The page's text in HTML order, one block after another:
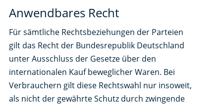
Anwendbares Recht
Für sämtliche Rechtsbeziehungen der Parteien
gilt das Recht der Bundesrepublik Deutschland
unter Ausschluss der Gesetze über den
internationalen Kauf beweglicher Waren. Bei
Verbrauchern gilt diese Rechtswahl nur insoweit,
als nicht der gewährte Schutz durch zwingende